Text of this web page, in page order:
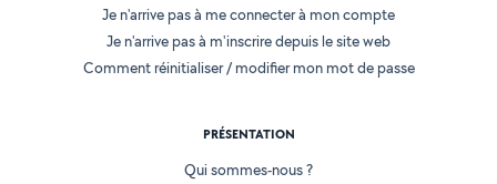
Je n'arrive pas à me connecter à mon compte
Je n'arrive pas à m'inscrire depuis le site web
Comment réinitialiser / modifier mon mot de passe
PRÉSENTATION
Qui sommes-nous ?